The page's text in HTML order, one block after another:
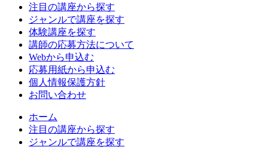
注目の講座から探す
ジャンルで講座を探す
体験講座を探す
講師の応募方法について
Webから申込む
応募用紙から申込む
個人情報保護方針
お問い合わせ
ホーム
注目の講座から探す
ジャンルで講座を探す